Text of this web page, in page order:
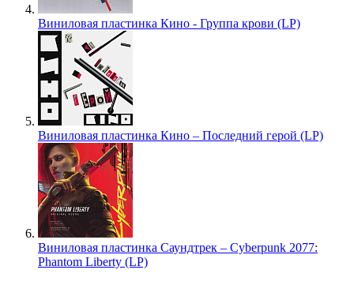
Виниловая пластинка Кино - Группа крови (LP)
Виниловая пластинка Кино – Последний герой (LP)
Виниловая пластинка Саундтрек – Cyberpunk 2077:
Phantom Liberty (LP)